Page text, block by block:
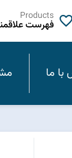
Products
فهرست
ما